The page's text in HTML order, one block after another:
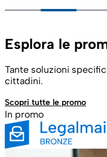
Esplora le
Tante soluzioni
cittadini.
Scopri tutte le promo
In promo